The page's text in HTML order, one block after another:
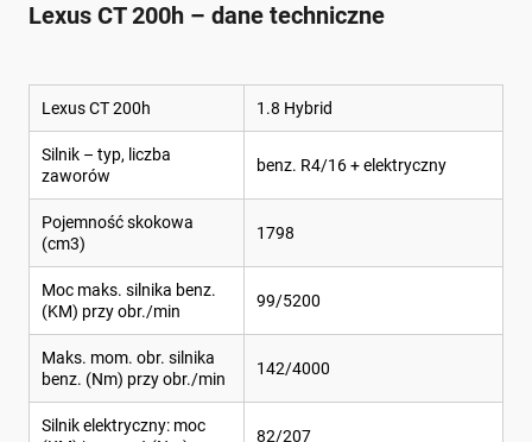
Lexus CT 200h – dane techniczne
Lexus CT 200h 1.8 Hybrid
Silnik – typ, liczba
zaworów
benz. R4/16 + elektryczny
Pojemność skokowa
(cm3)
1798
Moc maks. silnika benz.
(KM) przy obr./min
99/5200
Maks. mom. obr. silnika
benz. (Nm) przy obr./min
142/4000
Silnik elektryczny: moc
82/207